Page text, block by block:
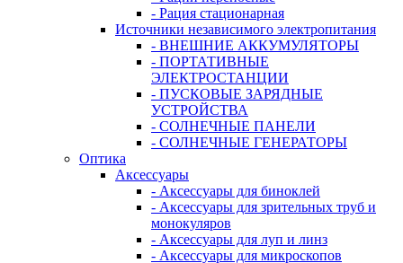
- Рация стационарная
Источники независимого электропитания
- ВНЕШНИЕ АККУМУЛЯТОРЫ
- ПОРТАТИВНЫЕ
ЭЛЕКТРОСТАНЦИИ
- ПУСКОВЫЕ ЗАРЯДНЫЕ
УСТРОЙСТВА
- СОЛНЕЧНЫЕ ПАНЕЛИ
- СОЛНЕЧНЫЕ ГЕНЕРАТОРЫ
Оптика
Аксессуары
- Аксессуары для биноклей
- Аксессуары для зрительных труб и
монокуляров
- Аксессуары для луп и линз
- Аксессуары для микроскопов